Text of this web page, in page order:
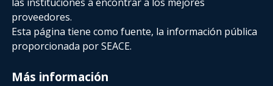
proveedores.
Esta página tiene como fuente, la información pública
proporcionada por SEACE.
Más información